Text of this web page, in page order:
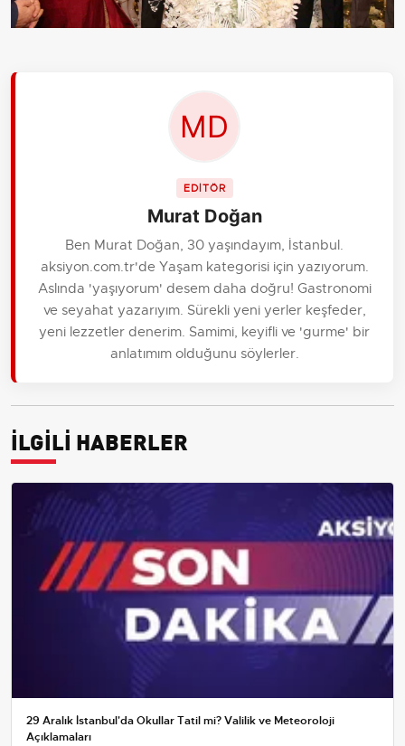
EDİTÖR
Murat Doğan
Ben Murat Doğan, 30 yaşındayım, İstanbul.
aksiyon.com.tr'de Yaşam kategorisi için yazıyorum.
Aslında 'yaşıyorum' desem daha doğru! Gastronomi
ve seyahat yazarıyım. Sürekli yeni yerler keşfeder,
yeni lezzetler denerim. Samimi, keyifli ve 'gurme' bir
anlatımım olduğunu söylerler.
İLGİLİ HABERLER
29 Aralık İstanbul'da Okullar Tatil mi? Valilik ve Meteoroloji
Açıklamaları